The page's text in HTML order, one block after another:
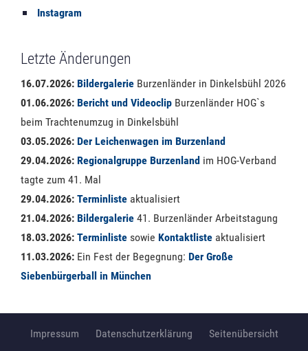
Instagram
Letzte Änderungen
16.07.2026: Bildergalerie Burzenländer in Dinkelsbühl 2026
01.06.2026: Bericht und Videoclip Burzenländer HOG`s
beim Trachtenumzug in Dinkelsbühl
03.05.2026: Der Leichenwagen im Burzenland
29.04.2026: Regionalgruppe Burzenland im HOG-Verband
tagte zum 41. Mal
29.04.2026: Terminliste aktualisiert
21.04.2026: Bildergalerie 41. Burzenländer Arbeitstagung
18.03.2026: Terminliste sowie Kontaktliste aktualisiert
11.03.2026: Ein Fest der Begegnung: Der Große
Siebenbürgerball in München
Impressum Datenschutzerklärung Seitenübersicht